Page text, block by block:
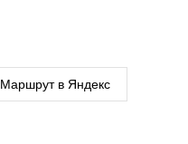
Маршрут в Яндекс